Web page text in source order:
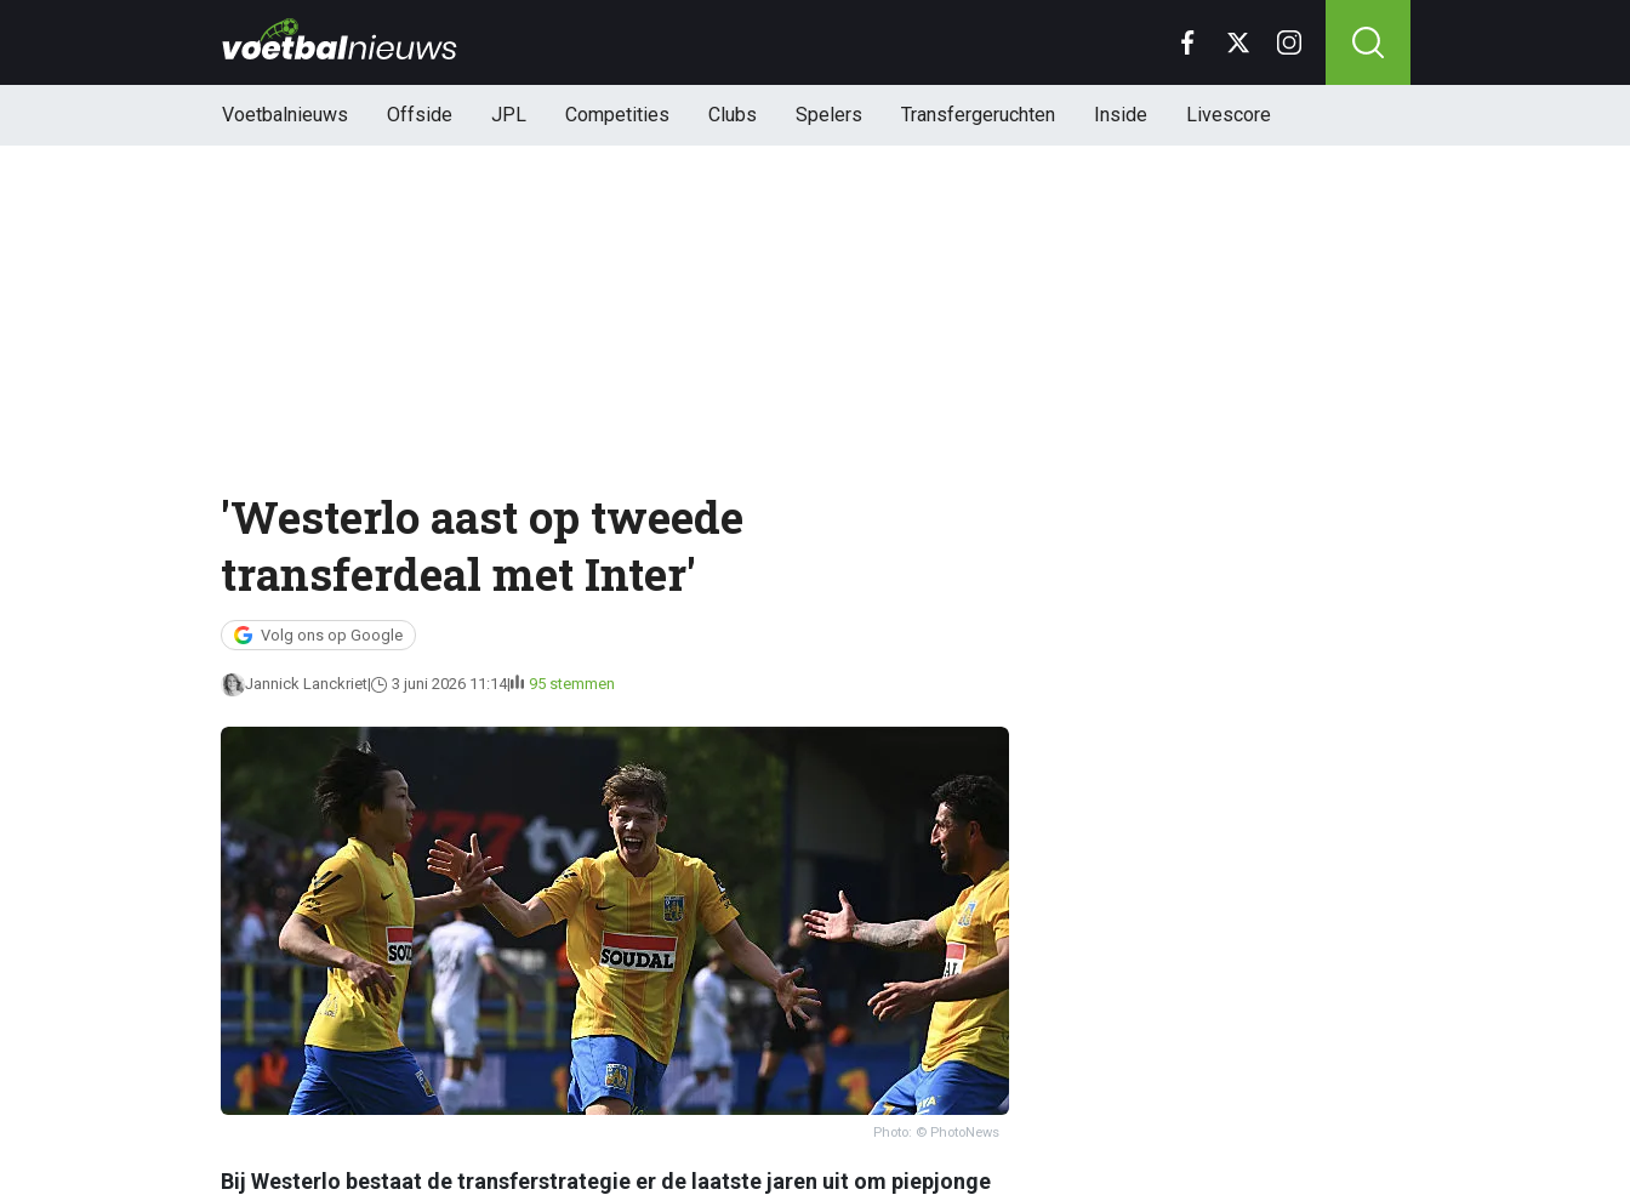
Voetbalnieuws Offside JPL Competities Clubs Spelers Transfergeruchten Inside Livescore
'Westerlo aast op tweede
transferdeal met Inter'
Volg ons op Google
Jannick Lanckriet 3 juni 2026 11:14 95 stemmen
Photo: © PhotoNews
Bij Westerlo bestaat de transferstrategie er de laatste jaren uit om piepjonge